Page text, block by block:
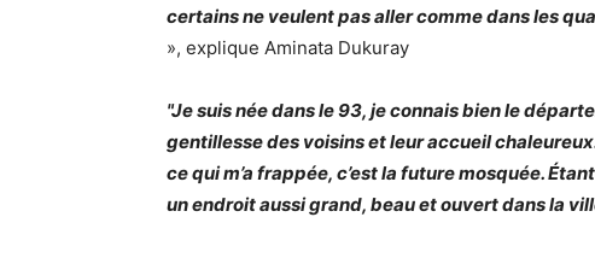
certains ne veulent pas aller comme dans les
», explique Aminata Dukuray
"Je suis née dans le 93, je connais bien le
gentillesse des voisins et leur accueil
ce qui m’a frappée, c’est la future mosquée.
un endroit aussi grand, beau et ouvert dans la